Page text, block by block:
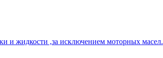
и жидкости ,за исключением моторных масел.